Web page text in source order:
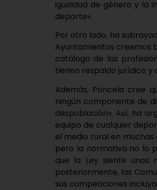
igualdad de género y la
deporte».
Por otro lado, ha
Ayuntamientos creemos
catálogo de las
tienen respaldo jurídico y
Además, Poncela cree
ningún componente de
despoblación». Así, ha
equipo de cualquier
el medio rural en
pero la normativa no lo
que la Ley siente unos
posteriormente, las
sus competiciones